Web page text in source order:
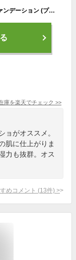
MISSHA公式 ミシャ Mクッション クッションファンデーション (プロカバー) 全3色 15g クッションファンデ プチプラ 韓国コスメ 韓国 プロカバー マット 詰め替え 乾燥肌 乾燥 色
庫を楽天でチェック >>
ョがオススメ。
肌に仕上がりま
力も抜群。オス
めコメント (13件) >